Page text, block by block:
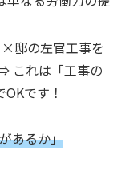
邸の左官工事を
これは「工事の
です！
あるか」